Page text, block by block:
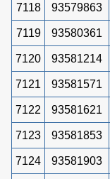
7118 93579863
7119 93580361
7120 93581214
7121 93581571
7122 93581621
7123 93581853
7124 93581903